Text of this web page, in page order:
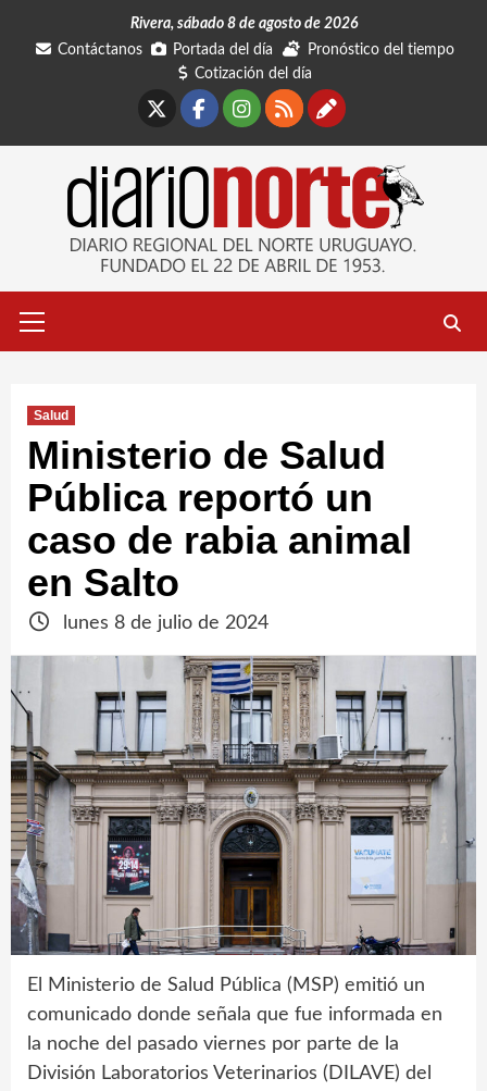
Rivera, sábado 8 de agosto de 2026
Contáctanos
Portada del día
Pronóstico del tiempo
Cotización del día
Facebook
Instagram
RSSContáctanos
primario
Salud
Ministerio de Salud
Pública reportó un
caso de rabia animal
en Salto
lunes 8 de julio de 2024
El Ministerio de Salud Pública (MSP) emitió un
comunicado donde señala que fue informada en
la noche del pasado viernes por parte de la
División Laboratorios Veterinarios (DILAVE) del